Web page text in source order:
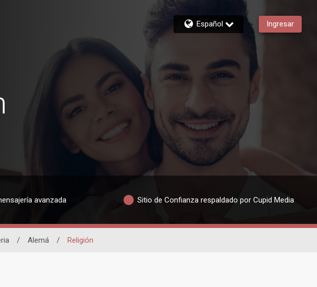
Español Ingresar
avanzada Sitio de Confianza respaldado por Cupid Media
/ Alemá / Religión